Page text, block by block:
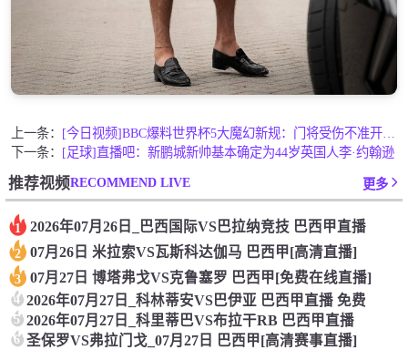
上一条：
[今日视频]BBC爆料世界杯5大魔幻新规：门将受伤不准开小差
下一条： [足球]直播吧：新鹏城新帅基本确定为44岁英国人李·约翰逊
推荐视频RECOMMEND LIVE 更多
1 2026年07月26日_巴西国际VS巴拉纳竞技 巴西甲直播
2 07月26日 米拉索VS瓦斯科达伽马 巴西甲[高清直播]
3 07月27日 博塔弗戈VS克鲁塞罗 巴西甲[免费在线直播]
4 2026年07月27日_科林蒂安VS巴伊亚 巴西甲直播 免费
5 2026年07月27日_科里蒂巴VS布拉干RB 巴西甲直播
6 圣保罗VS弗拉门戈_07月27日 巴西甲[高清赛事直播]